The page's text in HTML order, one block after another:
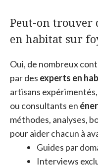
Peut-on trouver
en habitat sur
Oui, de nombreux
par des experts en
artisans
ou consultants en
méthodes, analyses,
pour aider chacun à
Guides par
Interviews